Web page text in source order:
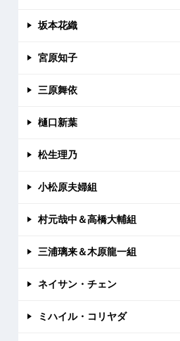
坂本花織
宮原知子
三原舞依
樋口新葉
松生理乃
小松原夫婦組
村元哉中＆高橋大輔組
三浦璃来＆木原龍一組
ネイサン・チェン
ミハイル・コリヤダ